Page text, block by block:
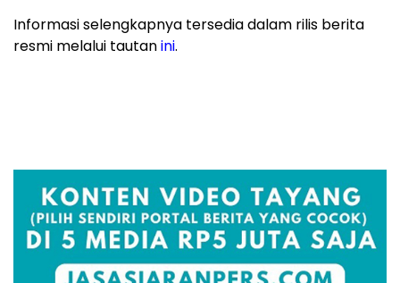
Informasi selengkapnya tersedia dalam rilis berita
resmi melalui tautanini.